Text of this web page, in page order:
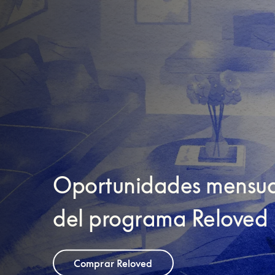
Oportunidades
del programa Reloved
Comprar Reloved